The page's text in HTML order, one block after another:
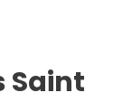
Saint